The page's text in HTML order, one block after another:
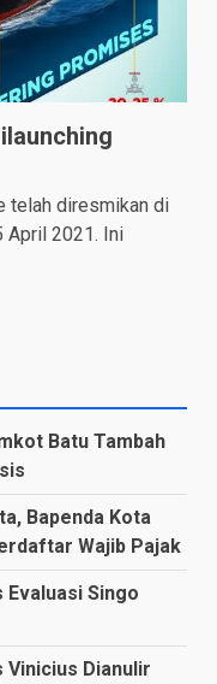
telah diresmikan di
April 2021. Ini
Batu Tambah
Bapenda Kota
Wajib Pajak
Singo
Vinicius Dianulir